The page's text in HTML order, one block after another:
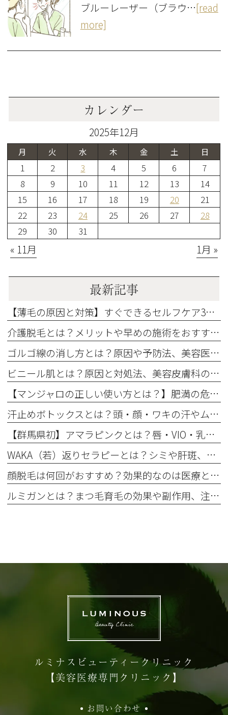
ブルーレーザー（ブラウ…[read
more]
カレンダー
2025年12月
月 火 水 木 金 土 日
1 2 3 4 5 6
7
8
9 10 11 12 13
14
15
16 17 18 19 20
21
22
23 24 25 26 27
28
29
30 31
« 11月 1月 »
最新記事
【薄毛の原因と対策】すぐできるセルフケア3選とおすすめの発毛治療も解説
介護脱毛とは？メリットや早めの施術をおすすめする3つの理由を解説
ゴルゴ線の消し方とは？原因や予防法、美容医療の治療法を解説
ビニール肌とは？原因と対処法、美容皮膚科の治療法（エレクトロポレーション）を解説
【マンジャロの正しい使い方とは？】肥満の危険性やデメリットも知ってほしい
汗止めボトックスとは？頭・顔・ワキの汗やムレ、ニオイも軽減！効果と注意点を解説
【群馬県初】アマラピンクとは？唇・VIO・乳輪の最新メラニンケア！黒ずみ・くすみを本来の自然な肌色へ
WAKA（若）返りセラピーとは？シミや肝斑、小じわに効果的なスキンケアプログラム
顔脱毛は何回がおすすめ？効果的なのは医療とエステのどっち？後悔したくない人向けに解説
ルミガンとは？まつ毛育毛の効果や副作用、注意点を解説
ルミナスビューティークリニック
【美容医療専門クリニック】
お問い合わせ